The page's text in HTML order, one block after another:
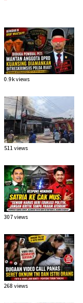
0.9k views
511 views
307 views
268 views